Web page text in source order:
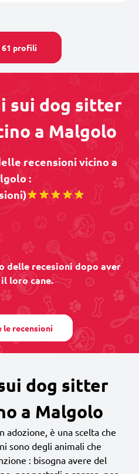
61 profili
sui dog sitter
a Malgolo
recensioni vicino a
:
delle recesioni dopo aver
loro cane.
le recensioni
dog sitter
a Malgolo
adozione, è una scelta che
sono degli animali che
: bisogna avere del